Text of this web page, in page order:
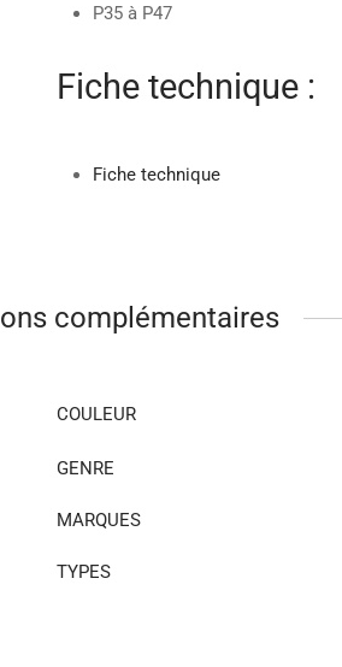
P35 à P47
Fiche technique :
Fiche technique
complémentaires
COULEUR
GENRE
MARQUES
TYPES